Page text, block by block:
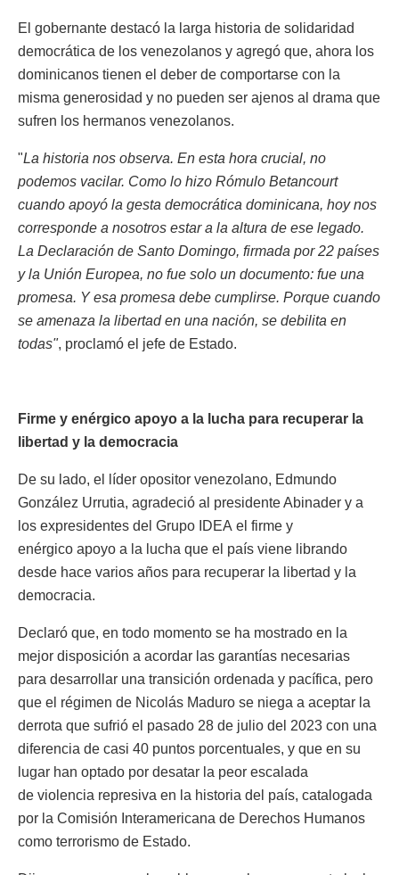
El gobernante destacó la larga historia de solidaridad
democrática de los venezolanos y agregó que, ahora los
dominicanos tienen el deber de comportarse con la
misma generosidad y no pueden ser ajenos al drama que
sufren los hermanos venezolanos.
"La historia nos observa. En esta hora crucial, no
podemos vacilar. Como lo hizo Rómulo Betancourt
cuando apoyó la gesta democrática dominicana, hoy nos
corresponde a nosotros estar a la altura de ese legado.
La Declaración de Santo Domingo, firmada por 22 países
y la Unión Europea, no fue solo un documento: fue una
promesa. Y esa promesa debe cumplirse. Porque cuando
se amenaza la libertad en una nación, se debilita en
todas", proclamó el jefe de Estado.
Firme y enérgico apoyo a la lucha para recuperar la
libertad y la democracia
De su lado, el líder opositor venezolano, Edmundo
González Urrutia, agradeció al presidente Abinader y a
los expresidentes del Grupo IDEA el firme y
enérgico apoyo a la lucha que el país viene librando
desde hace varios años para recuperar la libertad y la
democracia.
Declaró que, en todo momento se ha mostrado en la
mejor disposición a acordar las garantías necesarias
para desarrollar una transición ordenada y pacífica, pero
que el régimen de Nicolás Maduro se niega a aceptar la
derrota que sufrió el pasado 28 de julio del 2023 con una
diferencia de casi 40 puntos porcentuales, y que en su
lugar han optado por desatar la peor escalada
de violencia represiva en la historia del país, catalogada
por la Comisión Interamericana de Derechos Humanos
como terrorismo de Estado.